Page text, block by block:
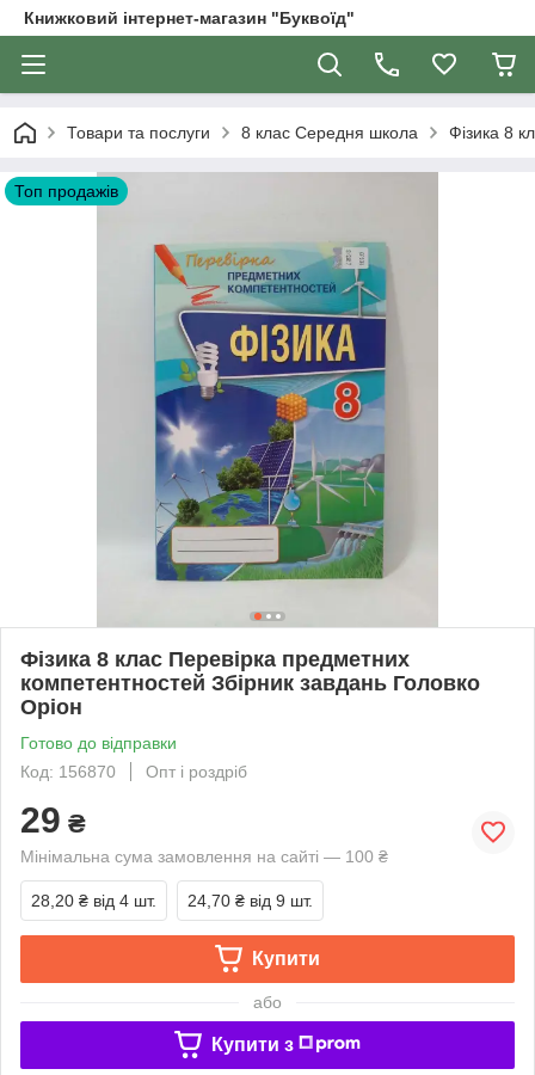
Книжковий інтернет-магазин "Буквоїд"
Товари та послуги 8 клас Середня школа Фізика 8
Топ продажів
Фізика 8 клас Перевірка предметних
компетентностей Збірник завдань Головко
Оріон
Готово до відправки
Код: 156870
Опт і роздріб
29 ₴
Мінімальна сума замовлення на сайті — 100 ₴
28,20 ₴ від 4 шт. 24,70 ₴ від 9 шт.
Купити
або
Купити з